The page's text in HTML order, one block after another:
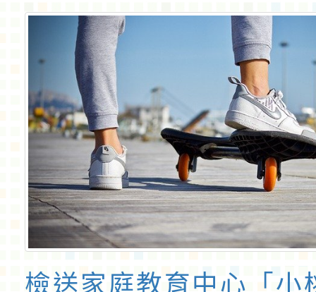
檢送家庭教育中心「小